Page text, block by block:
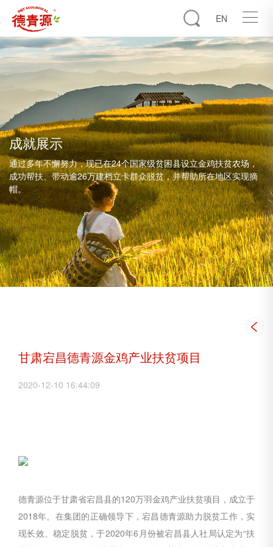
EN
成就展示
通过多年不懈努力，现已在24个国家级贫困县设立金鸡扶贫农场，
成功帮扶、带动逾26万建档立卡群众脱贫，并帮助所在地区实现摘
帽。
甘肃宕昌德青源金鸡产业扶贫项目
2020-12-10 16:44:09
德青源位于甘肃省宕昌县的120万羽金鸡产业扶贫项目，成立于
2018年。在集团的正确领导下，宕昌德青源助力脱贫工作，实
现长效、稳定脱贫，于2020年6月份被宕昌县人社局认定为“扶